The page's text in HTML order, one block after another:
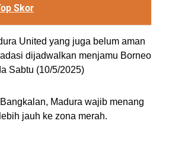
Skor
United yang juga belum aman
dijadwalkan menjamu Borneo
Sabtu (10/5/2025)
Madura wajib menang
jauh ke zona merah.